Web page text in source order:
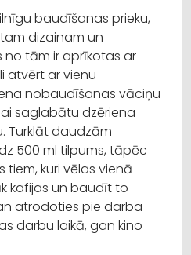
baudīšanas prieku,
dizainam un
no tām ir aprīkotas ar
atvērt ar vienu
nobaudīšanas vāciņu
saglabātu dzēriena
Turklāt daudzām
500 ml tilpums, tāpēc
tiem, kuri vēlas vienā
kafijas un baudīt to
atrodoties pie darba
darbu laikā, gan kino